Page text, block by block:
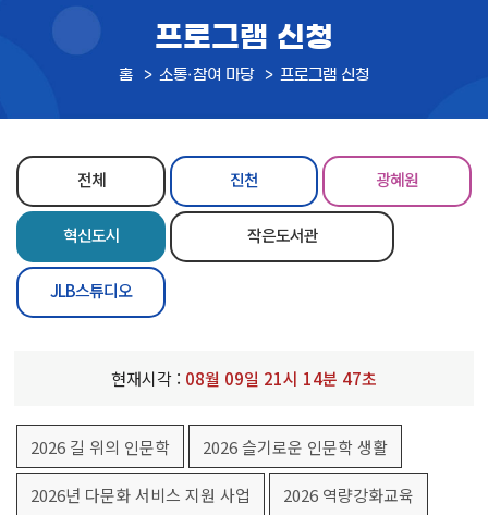
프로그램 신청
홈 소통·참여 마당 프로그램 신청
전체 진천 광혜원
혁신도시 작은도서관
JLB스튜디오
현재시각 : 08월 09일 21시 14분 47초
2026 길 위의 인문학 2026 슬기로운 인문학 생활
2026년 다문화 서비스 지원 사업 2026 역량강화교육